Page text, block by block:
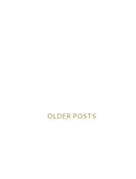
OLDER POSTS